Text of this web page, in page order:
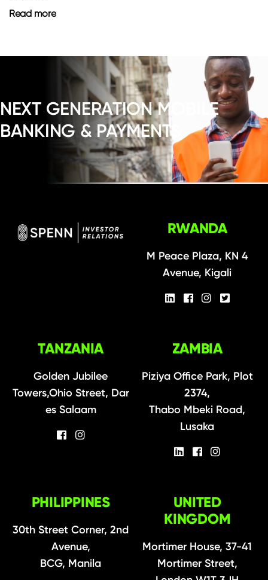
Read more
NEXT GENERATION MOBILE
BANKING & PAYMENTS
RWANDA
M Peace Plaza, KN 4
Avenue, Kigali
TANZANIA
Golden Jubilee
Towers,Ohio Street, Dar
es Salaam
ZAMBIA
Piziya Office Park, Plot
2374,
Thabo Mbeki Road,
Lusaka
PHILIPPINES
30th Street Corner, 2nd
Avenue,
BCG, Manila
UNITED
KINGDOM
Mortimer House, 37-41
Mortimer Street,